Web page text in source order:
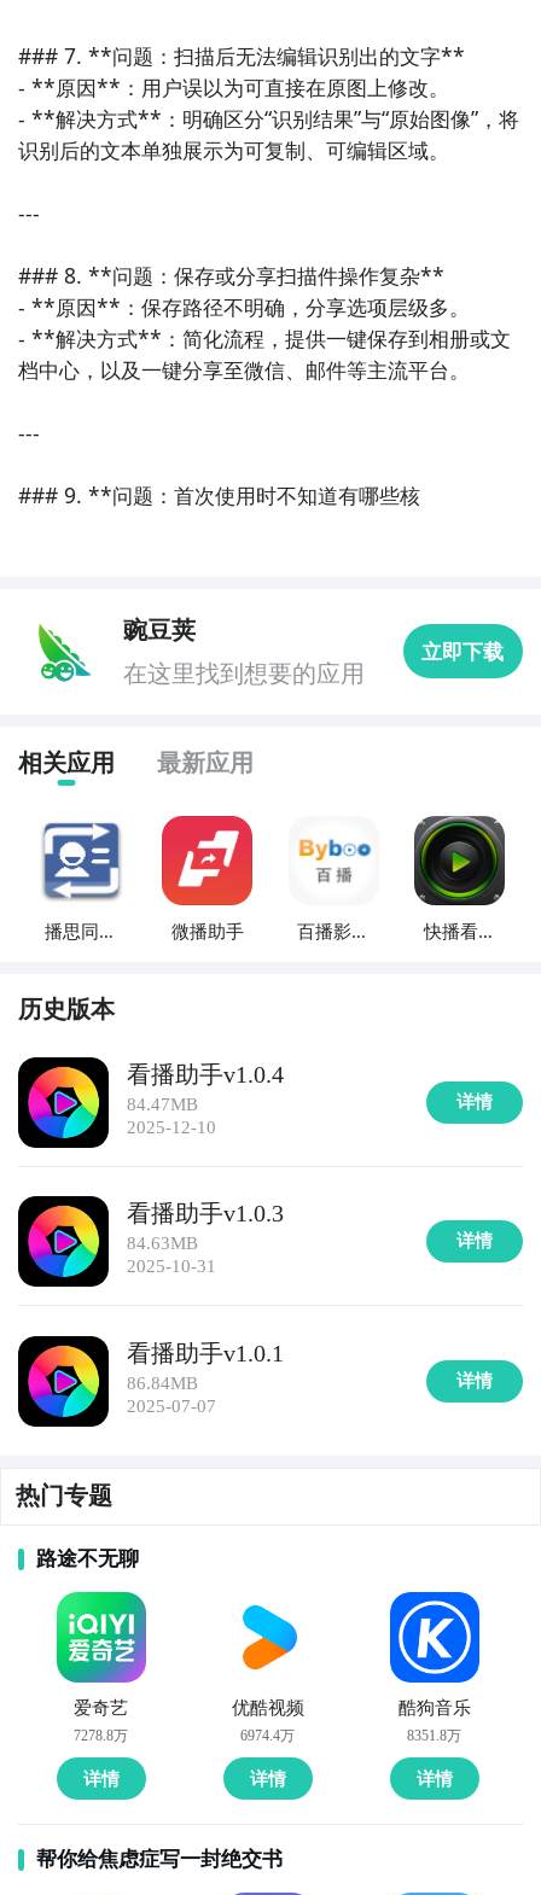
### 7. **问题：扫描后无法编辑识别出的文字**
- **原因**：用户误以为可直接在原图上修改。
- **解决方式**：明确区分“识别结果”与“原始图像”，将
识别后的文本单独展示为可复制、可编辑区域。
---
### 8. **问题：保存或分享扫描件操作复杂**
- **原因**：保存路径不明确，分享选项层级多。
- **解决方式**：简化流程，提供一键保存到相册或文
档中心，以及一键分享至微信、邮件等主流平台。
---
### 9. **问题：首次使用时不知道有哪些核
豌豆荚
在这里找到想要的应用
立即下载
相关应用 最新应用
播思同步
微播助手
百播影音
快播看片
历史版本
看播助手v1.0.4
84.47MB
2025-12-10
详情
看播助手v1.0.3
84.63MB
2025-10-31
详情
看播助手v1.0.1
86.84MB
2025-07-07
详情
热门专题
路途不无聊
爱奇艺
7278.8万
详情
优酷视频
6974.4万
详情
酷狗音乐
8351.8万
详情
帮你给焦虑症写一封绝交书